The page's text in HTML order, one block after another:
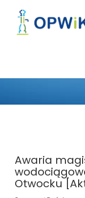
Awaria
Otwocku